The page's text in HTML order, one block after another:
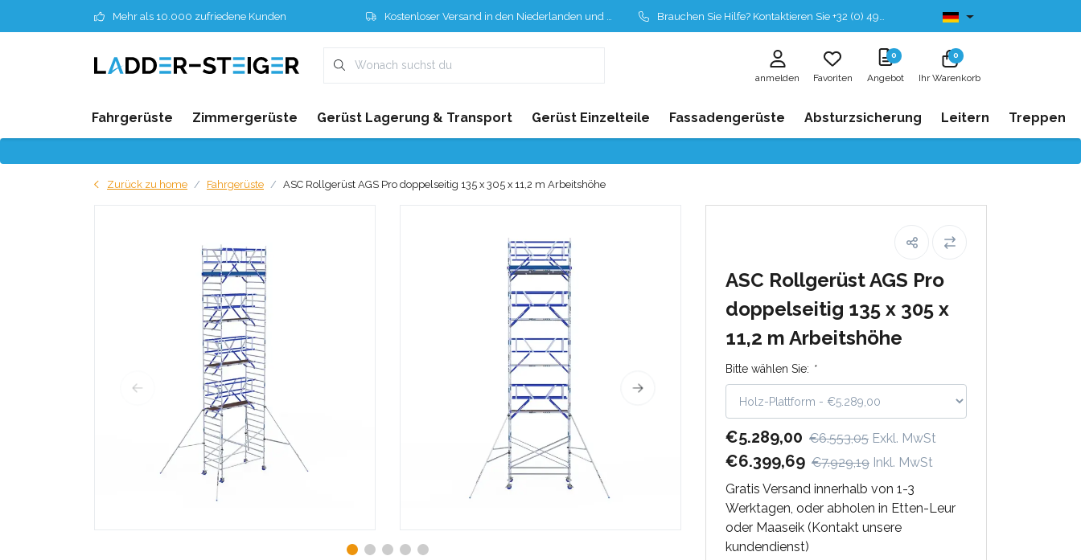
Mehr als 10.000 zufriedene Kunden Kostenloser Versand in den Niederlanden und Belgien Brauchen Sie Hilfe? Kontaktieren Sie +32 (0) 496 532 330 Ab lager lieferbar
anmelden Favoriten
0
Angebot
0
Ihr Warenkorb
Fahrgerüste Zimmergerüste Gerüst Lagerung & Transport Gerüst Einzelteile Fassadengerüste Absturzsicherung Leitern Treppen
Zurück zu home Fahrgerüste ASC Rollgerüst AGS Pro doppelseitig 135 x 305 x 11,2 m Arbeitshöhe
ASC Rollgerüst AGS Pro
doppelseitig 135 x 305 x
11,2 m Arbeitshöhe
Bitte wählen Sie: *
€5.289,00 €6.553,05 Exkl. MwSt
€6.399,69 €7.929,19 Inkl. MwSt
Gratis Versand innerhalb von 1-3
Werktagen, oder abholen in Etten-Leur
oder Maaseik (Kontakt unsere
kundendienst)